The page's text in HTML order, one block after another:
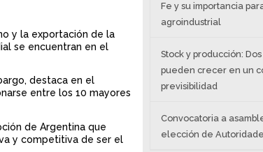
y la exportación de la
se encuentran en el
destaca en el
entre los 10 mayores
de Argentina que
y competitiva de ser el
Fe y su importancia
agroindustrial
Stock y producción:
pueden crecer en un
previsibilidad
Convocatoria a
elección de